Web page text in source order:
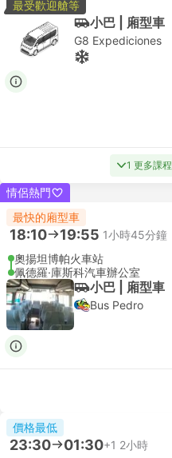
最受歡迎艙等
小巴 | 廂型車
G8 Expediciones
1 更多課
情侶熱門
最快的廂型車
18:10 19:55 1小時45分鐘
奧揚坦博帕火車站
佩德羅·庫斯科汽車辦公室
小巴 | 廂型車
Bus Pedro
價格最低
23:30 01:30+1 2小時